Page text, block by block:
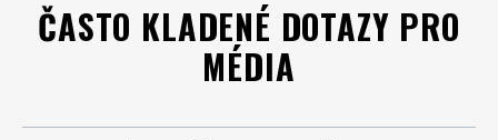
ČASTO KLADENÉ DOTAZY PRO
MÉDIA